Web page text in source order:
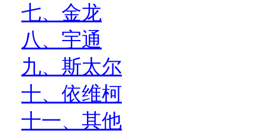
七、金龙
八、宇通
九、斯太尔
十、依维柯
十一、其他